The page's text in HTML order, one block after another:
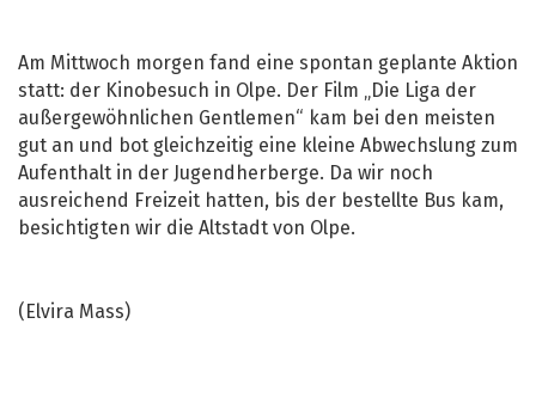
Am Mittwoch morgen fand eine spontan geplante Aktion
statt: der Kinobesuch in Olpe. Der Film „Die Liga der
außergewöhnlichen Gentlemen“ kam bei den meisten
gut an und bot gleichzeitig eine kleine Abwechslung zum
Aufenthalt in der Jugendherberge. Da wir noch
ausreichend Freizeit hatten, bis der bestellte Bus kam,
besichtigten wir die Altstadt von Olpe.
(Elvira Mass)